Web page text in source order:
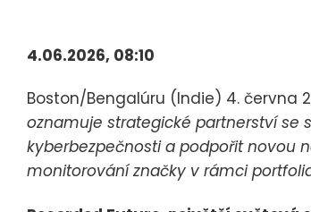
4.06.2026, 08:10
Boston/Bengalúru (Indie) 4. června
oznamuje strategické partnerství se
kyberbezpečnosti a podpořit novou
monitorování značky v rámci